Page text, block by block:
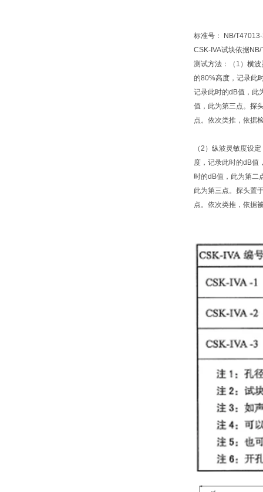
标准号： NB/
CSK-IVA试块依据
测试方法：（1）横
的80%高度，记录此
记录此时的dB值，此
值，此为第三点。探
点。依次类推，依据
（2）纵波灵敏度设
度，记录此时的dB值
时的dB值，此为第二
此为第三点。探头置
点。依次类推，依据